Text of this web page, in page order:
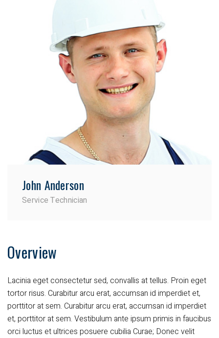
John Anderson
Service Technician
Overview
Lacinia eget consectetur sed, convallis at tellus. Proin eget
tortor risus. Curabitur arcu erat, accumsan id imperdiet et,
porttitor at sem. Curabitur arcu erat, accumsan id imperdiet
et, porttitor at sem. Vestibulum ante ipsum primis in faucibus
orci luctus et ultrices posuere cubilia Curae; Donec velit